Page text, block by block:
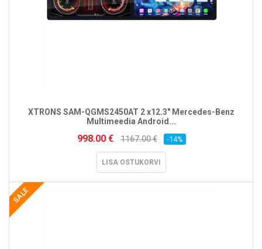
XTRONS SAM-QGMS2450AT 2 x12.3" Mercedes-Benz
Multimeedia Android...
998.00 € 1167.00 € -14%
LISA OSTUKORVI
SALE